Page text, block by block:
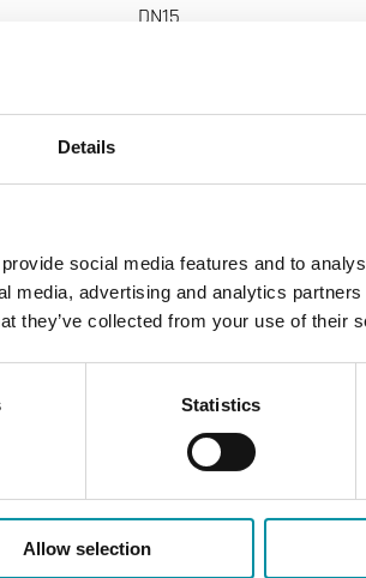
Details
social media features and to
media, advertising and analytics
they’ve collected from your use of their
Statistics
Allow selection
DN15
0…105 °C
SM24/CA, SM230/CA
Interna, DN15–25